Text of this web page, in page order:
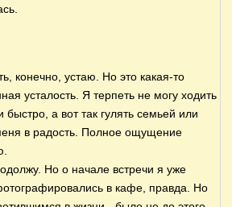
конечно, устаю. Но это какая-то
усталость. Я терпеть не могу ходить
быстро, а вот так гулять семьей или
в радость. Полное ощущение
Но о начале встречи я уже
в кафе, правда. Но